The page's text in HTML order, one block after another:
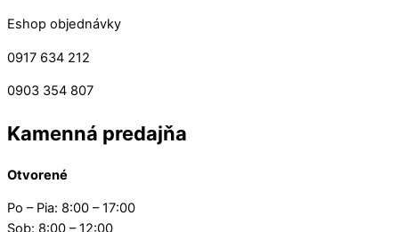
Eshop objednávky
0917 634 212
0903 354 807
Kamenná predajňa
Otvorené
Po – Pia: 8:00 – 17:00